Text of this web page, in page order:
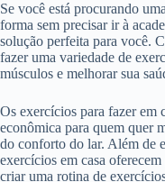
Se você está procurando
forma sem precisar ir à
solução perfeita para você.
fazer uma variedade de
músculos e melhorar sua
Os exercícios para fazer em
econômica para quem quer
do conforto do lar. Além de
exercícios em casa
criar uma rotina de